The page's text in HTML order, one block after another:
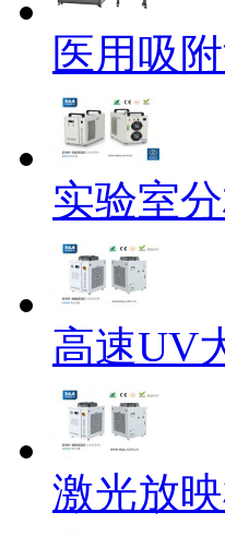
医用吸
实验室
高速UV
激光放